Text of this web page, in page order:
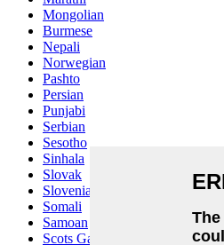
Mongolian
Burmese
Nepali
Norwegian
Pashto
Persian
Punjabi
Serbian
Sesotho
Sinhala
Slovak
Slovenian
Somali
Samoan
Scots Gaelic